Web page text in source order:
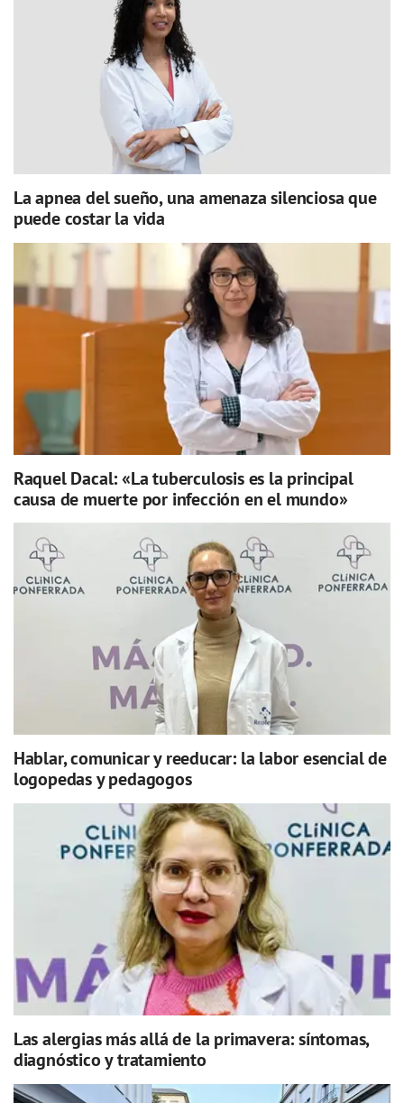
La apnea del sueño, una amenaza silenciosa que
puede costar la vida
Raquel Dacal: «La tuberculosis es la principal
causa de muerte por infección en el mundo»
Hablar, comunicar y reeducar: la labor esencial de
logopedas y pedagogos
Las alergias más allá de la primavera: síntomas,
diagnóstico y tratamiento